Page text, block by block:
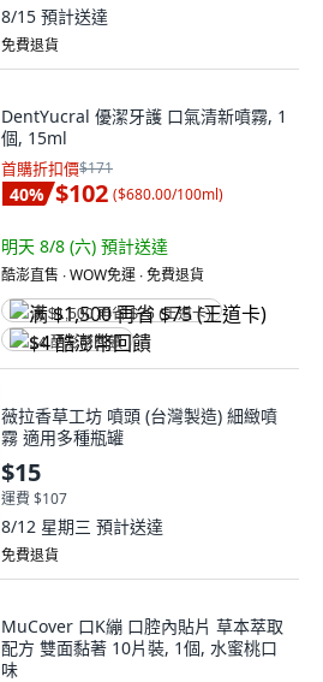
8/15 預計送達
免費退貨
DentYucral 優潔牙護 口氣清新噴霧, 1
個, 15ml
首購折扣價$171
40% $102 ($680.00/100ml)
明天 8/8 (六) 預計送達
酷澎直售 ∙ WOW免運 ∙ 免費退貨
满 $1,500 再省 $75 (王道卡)
$4 酷澎幣回饋
薇拉香草工坊 噴頭 (台灣製造) 細緻噴
霧 適用多種瓶罐
$15
運費 $107
8/12 星期三 預計送達
免費退貨
MuCover 口K繃 口腔內貼片 草本萃取
配方 雙面黏著 10片裝, 1個, 水蜜桃口
味